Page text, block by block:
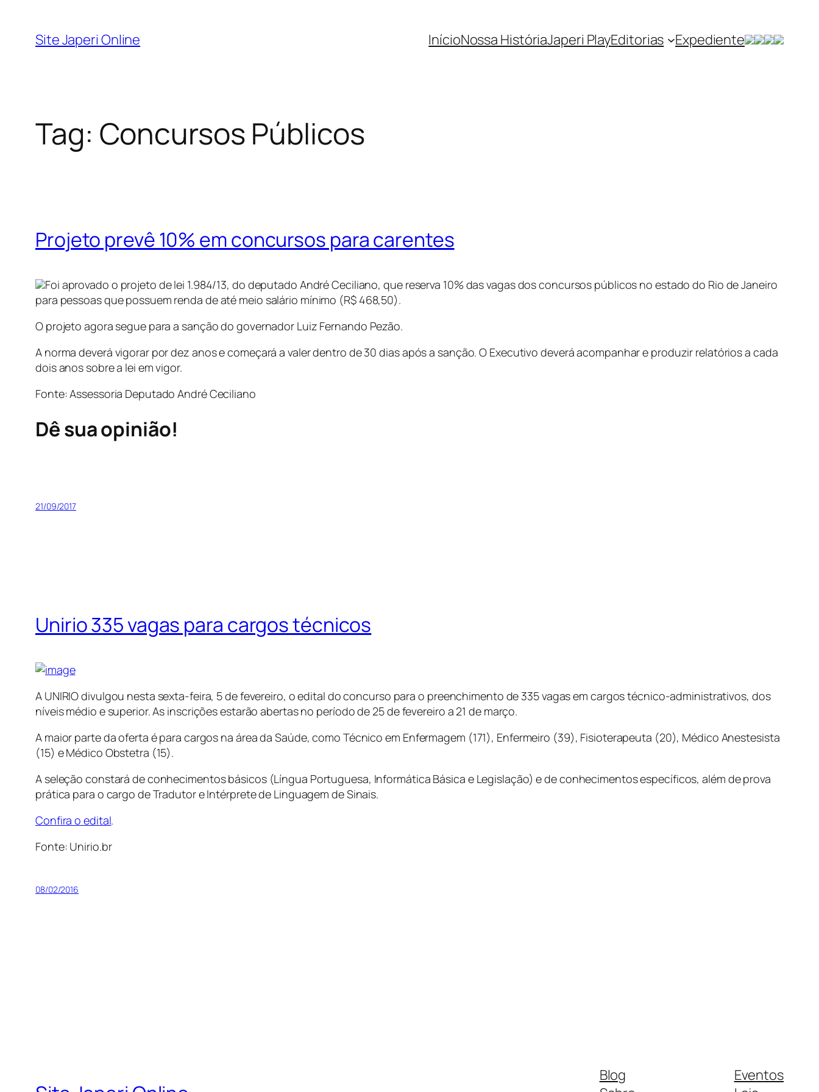
Site Japeri Online InícioNossa HistóriaJaperi PlayEditorias Expediente
Tag: Concursos Públicos
Projeto prevê 10% em concursos para carentes
Foi aprovado o projeto de lei 1.984/13, do deputado André Ceciliano, que reserva 10% das vagas dos concursos públicos no estado do Rio de Janeiro
para pessoas que possuem renda de até meio salário mínimo (R$ 468,50).
O projeto agora segue para a sanção do governador Luiz Fernando Pezão.
A norma deverá vigorar por dez anos e começará a valer dentro de 30 dias após a sanção. O Executivo deverá acompanhar e produzir relatórios a cada
dois anos sobre a lei em vigor.
Fonte: Assessoria Deputado André Ceciliano
Dê sua opinião!
21/09/2017
Unirio 335 vagas para cargos técnicos
A UNIRIO divulgou nesta sexta-feira, 5 de fevereiro, o edital do concurso para o preenchimento de 335 vagas em cargos técnico-administrativos, dos
níveis médio e superior. As inscrições estarão abertas no período de 25 de fevereiro a 21 de março.
A maior parte da oferta é para cargos na área da Saúde, como Técnico em Enfermagem (171), Enfermeiro (39), Fisioterapeuta (20), Médico Anestesista
(15) e Médico Obstetra (15).
A seleção constará de conhecimentos básicos (Língua Portuguesa, Informática Básica e Legislação) e de conhecimentos específicos, além de prova
prática para o cargo de Tradutor e Intérprete de Linguagem de Sinais.
Confira o edital.
Fonte: Unirio.br
08/02/2016
Blog
Eventos